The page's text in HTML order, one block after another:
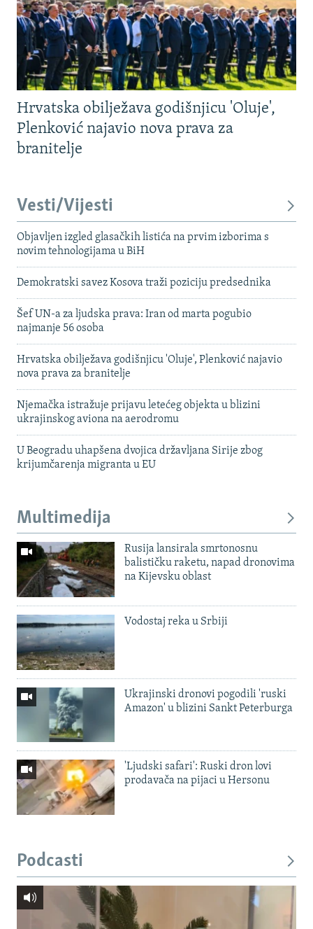
Hrvatska obilježava godišnjicu 'Oluje',
Plenković najavio nova prava za
branitelje
Vesti/Vijesti
Objavljen izgled glasačkih listića na prvim izborima s
novim tehnologijama u BiH
Demokratski savez Kosova traži poziciju predsednika
Šef UN-a za ljudska prava: Iran od marta pogubio
najmanje 56 osoba
Hrvatska obilježava godišnjicu 'Oluje', Plenković najavio
nova prava za branitelje
Njemačka istražuje prijavu letećeg objekta u blizini
ukrajinskog aviona na aerodromu
U Beogradu uhapšena dvojica državljana Sirije zbog
krijumčarenja migranta u EU
Multimedija
Rusija lansirala smrtonosnu
balističku raketu, napad dronovima
na Kijevsku oblast
Vodostaj reka u Srbiji
Ukrajinski dronovi pogodili 'ruski
Amazon' u blizini Sankt Peterburga
'Ljudski safari': Ruski dron lovi
prodavača na pijaci u Hersonu
Podcasti